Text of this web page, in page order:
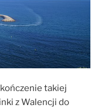
takiej
z Walencji do